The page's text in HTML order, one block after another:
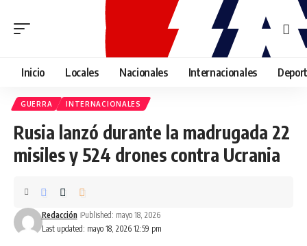
Inicio Locales Nacionales Internacionales
GUERRA INTERNACIONALES
Rusia lanzó durante la madrugada 22
misiles y 524 drones contra Ucrania
Last updated: mayo 18, 2026 12:59 pm
Redacción Published: mayo 18, 2026